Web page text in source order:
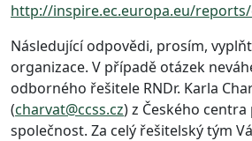
http://inspire.ec.europa.eu/reports/
Následující odpovědi, prosím,
organizace. V případě otázek
odborného řešitele RNDr. Karla
(charvat@ccss.cz) z Českého
společnost. Za celý řešitelský tým